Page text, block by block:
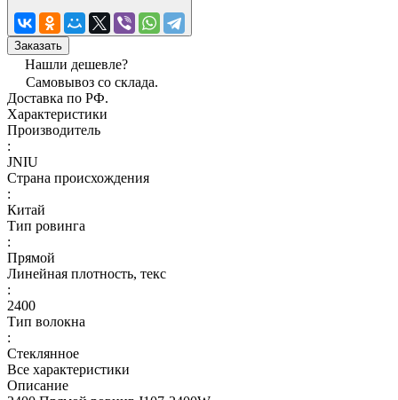
Заказать
Нашли дешевле?
Самовывоз со склада.
Доставка по РФ.
Характеристики
Производитель
:
JNIU
Страна происхождения
:
Китай
Тип ровинга
:
Прямой
Линейная плотность, текс
:
2400
Тип волокна
:
Стеклянное
Все характеристики
Описание